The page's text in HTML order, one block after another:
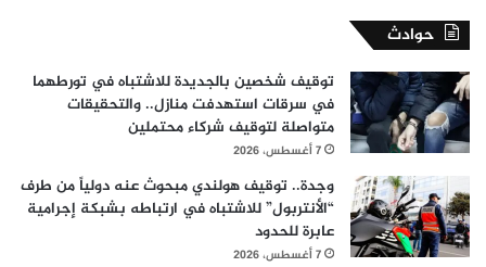
حوادث
توقيف شخصين بالجديدة للاشتباه في تورطهما
في سرقات استهدفت منازل.. والتحقيقات
متواصلة لتوقيف شركاء محتملين
7 أغسطس، 2026
وجدة.. توقيف هولندي مبحوث عنه دولياً من طرف
“الأنتربول” للاشتباه في ارتباطه بشبكة إجرامية
عابرة للحدود
7 أغسطس، 2026